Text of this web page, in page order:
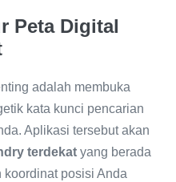
Peta Digital
adalah membuka
kata kunci pencarian
Aplikasi tersebut akan
terdekat yang berada
posisi Anda